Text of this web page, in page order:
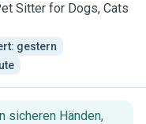
Sitter for Dogs, Cats
gestern
sicheren Händen,